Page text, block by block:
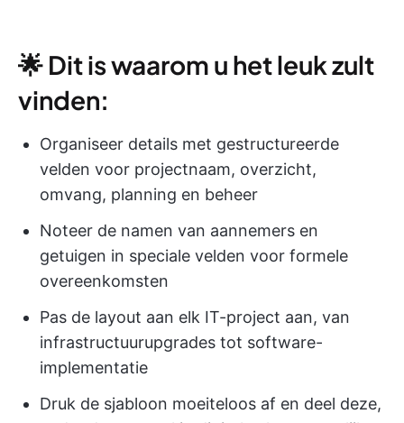
🌟 Dit is waarom u het leuk zult
vinden:
Organiseer details met gestructureerde
velden voor projectnaam, overzicht,
omvang, planning en beheer
Noteer de namen van aannemers en
getuigen in speciale velden voor formele
overeenkomsten
Pas de layout aan elk IT-project aan, van
infrastructuurupgrades tot software-
implementatie
Druk de sjabloon moeiteloos af en deel deze,